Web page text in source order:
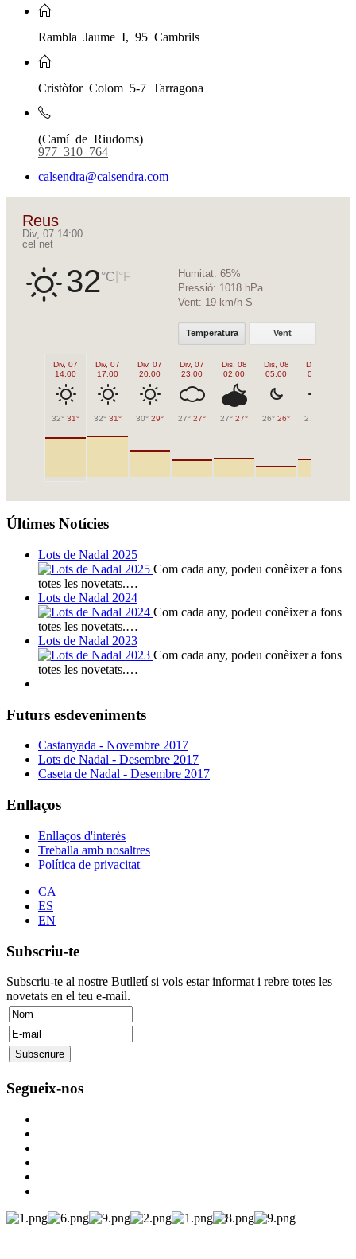
Rambla Jaume I, 95 Cambrils
Cristòfor Colom 5-7 Tarragona
(Camí de Riudoms)
977 310 764
calsendra@calsendra.com
Reus
Div, 07 14:00
cel net
32°C °F Humitat: 65%
Pressió: 1018 hPa
Vent: 19 km/h S
Temperatura Vent
Div, 07
14:00
32° 31°
Div, 07
17:00
32° 31°
Div, 07
20:00
30° 29°
Div, 07
23:00
27° 27°
Dis, 08
02:00
27° 27°
Dis, 08
05:00
26° 26°
Dis, 08
08:00
27°
Últimes Notícies
Lots de Nadal 2025
Com cada any, podeu conèixer a fons
totes les novetats.…
Lots de Nadal 2024
Com cada any, podeu conèixer a fons
totes les novetats.…
Lots de Nadal 2023
Com cada any, podeu conèixer a fons
totes les novetats.…
Futurs esdeveniments
Castanyada - Novembre 2017
Lots de Nadal - Desembre 2017
Caseta de Nadal - Desembre 2017
Enllaços
Enllaços d'interès
Treballa amb nosaltres
Política de privacitat
CA
ES
EN
Subscriu-te
Subscriu-te al nostre Butlletí si vols estar informat i rebre totes les
novetats en el teu e-mail.
Segueix-nos